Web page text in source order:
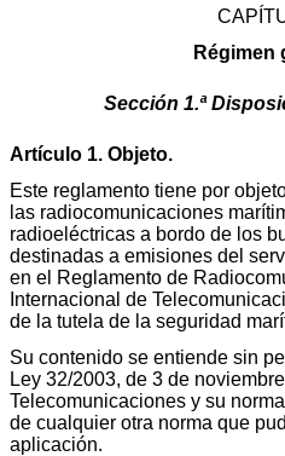
Régimen
Sección 1.ª
Artículo 1. Objeto.
Este reglamento tiene por
las radiocomunicaciones
radioeléctricas a bordo de los
destinadas a emisiones del
en el Reglamento de
Internacional de
de la tutela de la seguridad
Su contenido se entiende sin
Ley 32/2003, de 3 de
Telecomunicaciones y su
de cualquier otra norma que
aplicación.